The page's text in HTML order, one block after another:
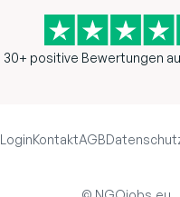
30+ positive Bewertungen
LoginKontaktAGB